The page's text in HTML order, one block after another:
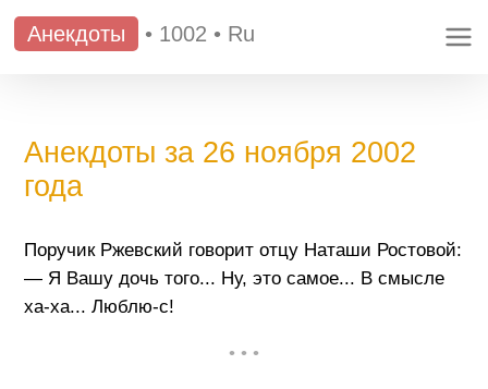
Анекдоты • 1002 • Ru
Анекдоты за 26 ноября 2002
года
Поручик Ржевский говорит отцу Наташи Ростовой:
— Я Вашу дочь того... Ну, это самое... В смысле
ха-ха... Люблю-с!
• • •